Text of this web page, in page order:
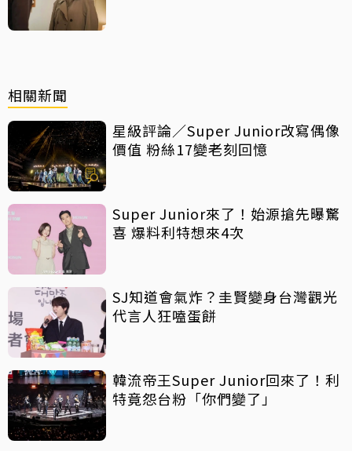
相關新聞
星級評論／Super Junior改寫偶像
價值 粉絲17變老刻回憶
Super Junior來了！始源搶先曝驚
喜 爆料利特想來4次
SJ知道會氣炸？圭賢變身台灣觀光
代言人狂嗑蛋餅
韓流帝王Super Junior回來了！利
特竟怨台粉「你們變了」